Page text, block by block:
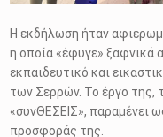
Η εκδήλωση ήταν
η οποία «έφυγε» ξαφνικά
εκπαιδευτικό και
των Σερρών. Το έργο της,
«συνΘΕΣΕΙΣ», παραμένει
προσφοράς της.